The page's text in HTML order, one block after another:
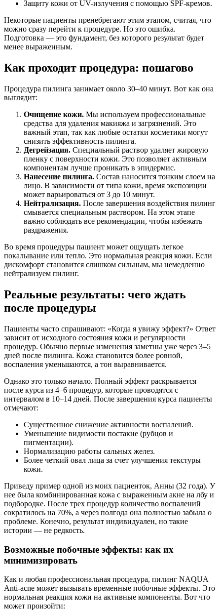
Защиту кожи от UV-излучения с помощью SPF-кремов.
Некоторые пациенты пренебрегают этим этапом, считая, что
можно сразу перейти к процедуре. Но это ошибка.
Подготовка — это фундамент, без которого результат будет
менее выраженным.
Как проходит процедура: пошагово
Процедура пилинга занимает около 30–40 минут. Вот как она
выглядит:
Очищение кожи. Мы используем профессиональные
средства для удаления макияжа и загрязнений. Это
важный этап, так как любые остатки косметики могут
снизить эффективность пилинга.
Дегрейзация. Специальный раствор удаляет жировую
пленку с поверхности кожи. Это позволяет активным
компонентам лучше проникать в эпидермис.
Нанесение пилинга. Состав наносится тонким слоем на
лицо. В зависимости от типа кожи, время экспозиции
может варьироваться от 3 до 10 минут.
Нейтрализация. После завершения воздействия пилинг
смывается специальным раствором. На этом этапе
важно соблюдать все рекомендации, чтобы избежать
раздражения.
Во время процедуры пациент может ощущать легкое
покалывание или тепло. Это нормальная реакция кожи. Если
дискомфорт становится слишком сильным, мы немедленно
нейтрализуем пилинг.
Реальные результаты: чего ждать
после процедуры
Пациенты часто спрашивают: «Когда я увижу эффект?» Ответ
зависит от исходного состояния кожи и регулярности
процедур. Обычно первые изменения заметны уже через 3–5
дней после пилинга. Кожа становится более ровной,
воспаления уменьшаются, а тон выравнивается.
Однако это только начало. Полный эффект раскрывается
после курса из 4–6 процедур, которые проводятся с
интервалом в 10–14 дней. После завершения курса пациенты
отмечают:
Существенное снижение активности воспалений.
Уменьшение видимости постакне (рубцов и
пигментации).
Нормализацию работы сальных желез.
Более четкий овал лица за счет улучшения текстуры
кожи.
Приведу пример одной из моих пациенток, Анны (32 года). У
нее была комбинированная кожа с выраженным акне на лбу и
подбородке. После трех процедур количество воспалений
сократилось на 70%, а через полгода она полностью забыла о
проблеме. Конечно, результат индивидуален, но такие
истории — не редкость.
Возможные побочные эффекты: как их
минимизировать
Как и любая профессиональная процедура, пилинг NAQUA
Anti-acne может вызывать временные побочные эффекты. Это
нормальная реакция кожи на активные компоненты. Вот что
может произойти: